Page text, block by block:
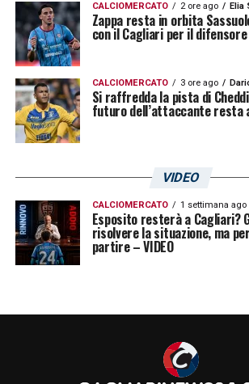
CALCIOMERCATO 2 ore ago Elia
Zappa resta in orbita
con il Cagliari per il difensore
CALCIOMERCATO 3 ore ago
Si raffredda la pista di
futuro dell’attaccante resta
VIDEO
CALCIOMERCATO 1 settimana ago
Esposito resterà a Cagliari?
risolvere la situazione, ma
partire – VIDEO